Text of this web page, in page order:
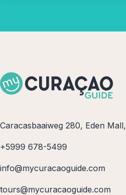
Caracasbaaiweg 280, Eden
+5999 678-5499
info@mycuracaoguide.com
tours@mycuracaoguide.com